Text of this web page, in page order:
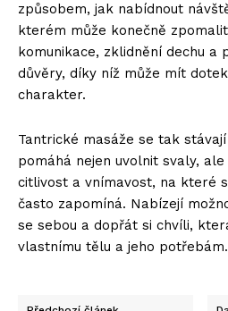
způsobem, jak nabídnout
kterém může konečně
komunikace, zklidnění dechu a
důvěry, díky níž může mít
charakter.
Tantrické masáže se tak
pomáhá nejen uvolnit svaly,
citlivost a vnímavost, na které
často zapomíná. Nabízejí
se sebou a dopřát si chvíli,
vlastnímu tělu a jeho potřebám.